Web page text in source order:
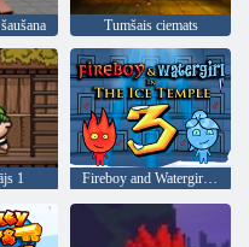
Tumšais ciemats
1 Fireboy and Watergirl 3: ledus templis